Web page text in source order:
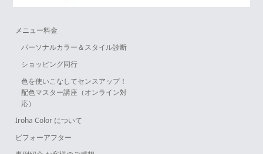
メニュー料金
パーソナルカラー＆スタイル診断
ショッピング同行
色を使いこなしてセンスアップ！
配色マスター講座（オンライン対
応）
Iroha Color について
ビフォーアフター